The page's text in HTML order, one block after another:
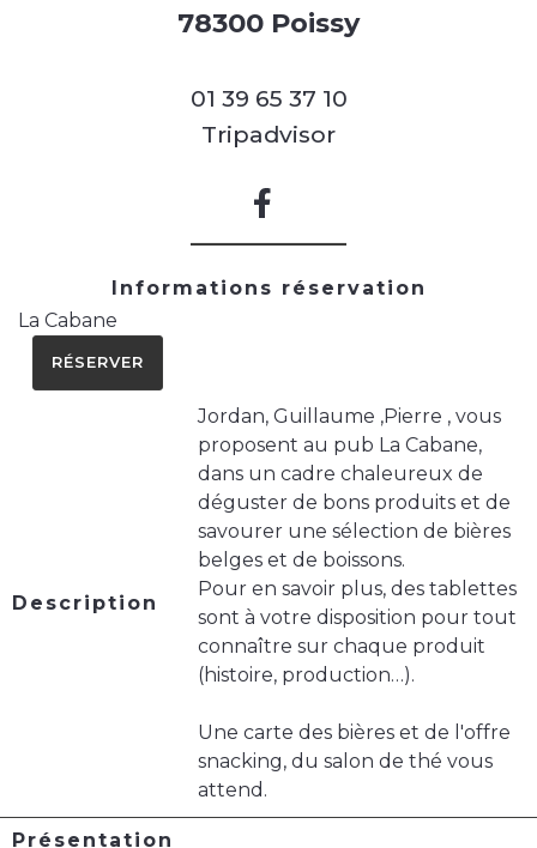
78300 Poissy
01 39 65 37 10
Tripadvisor
Informations réservation
La Cabane
RÉSERVER
Description
Jordan, Guillaume ,Pierre , vous
proposent au pub La Cabane,
dans un cadre chaleureux de
déguster de bons produits et de
savourer une sélection de bières
belges et de boissons.
Pour en savoir plus, des tablettes
sont à votre disposition pour tout
connaître sur chaque produit
(histoire, production…).
Une carte des bières et de l'offre
snacking, du salon de thé vous
attend.
Présentation